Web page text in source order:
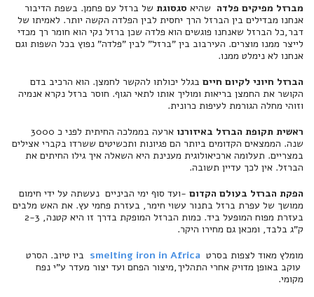
מברזל מפיקים פלדה שהיא סגסוגת של ברזל עם פחמן. בשפת הדיבור
אנחנו מבדילים בין הברזל הרך יחסית לבין הפלדה הקשה יותר. לאמיתו של
דבר,כל הברזל שאנחנו פוגשים הוא פלדה שכן ברזל נקי הוא חומר רך מכדי
לייצר ממנו מוצרים. העירבוב בין "ברזל" לבין "פלדה" נפוץ בכל השפות וגם
אנחנו לא נימלט ממנו.
הברזל חיוני לקיום חיים בגלל יכולתו להקשר לחמצן. הוא הרכיב בדם
הקושר את החמצן בריאות ומוליך אותו לתאי הגוף. חוסר ברזל נקרא אנמיה
וזוהי מחלה הגורמת לעיפות כרונית.
ראשית תקופת הברזל באיזורנו
ארעה בממלכה החיתית לפני כ 3000
שנה. הממצאים הקדומים ביותר הם פגיונות ותכשיטים ששרדו בקברי אצילים
במצריים. תעלומה ארכיאולוגית מענינת היא השאלה איך גילו החיתים את
הברזל. אין לכך עדיין תשובה.
הפקת הברזל בעולם הקדום -ועד סוף ימי הביניים נעשתה על ידי חימום
ממושך של עפרת ברזל בתנור עשוי חימר, בעזרת פחמי עץ. את האש מלבים
בעזרת מפוח המופעל ביד. כמות הברזל המופקת בדרך זו היא קטנה, 2-3
ק"ג בלבד, ומכאן גם מחירו היקר.
מומלץ מאוד לצפות בסרט smelting iron in Africa ביו טיוב. הסרט
עוקב באופן מדויק אחרי התהליך,מיצור הפחם ועד יצור מעדר ע"י נפח
מקומי.